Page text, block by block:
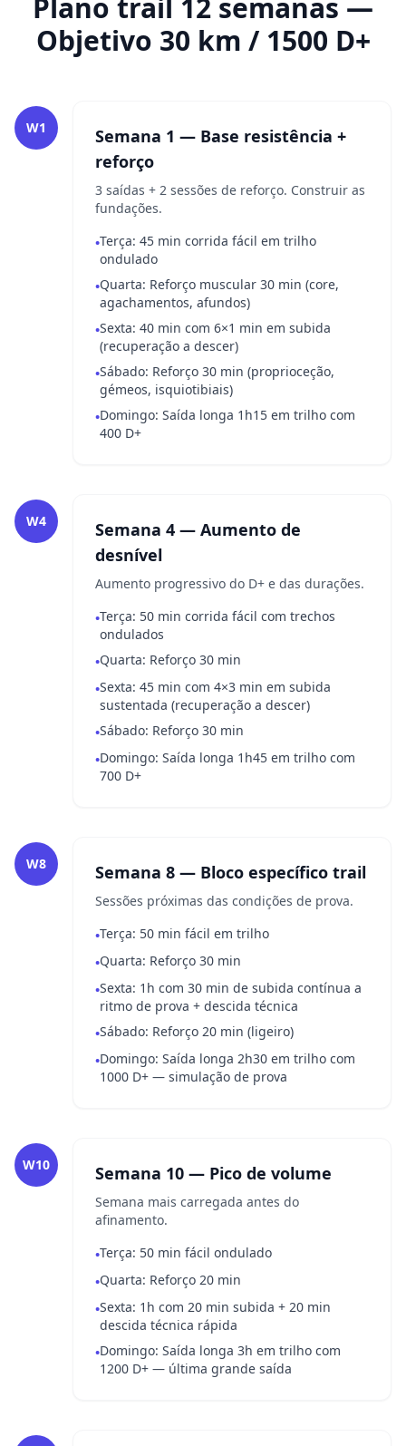
Plano trail 12 semanas —
Objetivo 30 km / 1500 D+
W1
Semana 1 — Base resistência +
reforço
3 saídas + 2 sessões de reforço. Construir as
fundações.
•Terça: 45 min corrida fácil em trilho
ondulado
•Quarta: Reforço muscular 30 min (core,
agachamentos, afundos)
•Sexta: 40 min com 6×1 min em subida
(recuperação a descer)
•Sábado: Reforço 30 min (proprioceção,
gémeos, isquiotibiais)
•Domingo: Saída longa 1h15 em trilho com
400 D+
W4
Semana 4 — Aumento de
desnível
Aumento progressivo do D+ e das durações.
•Terça: 50 min corrida fácil com trechos
ondulados
•Quarta: Reforço 30 min
•Sexta: 45 min com 4×3 min em subida
sustentada (recuperação a descer)
•Sábado: Reforço 30 min
•Domingo: Saída longa 1h45 em trilho com
700 D+
W8 Semana 8 — Bloco específico trail
Sessões próximas das condições de prova.
•Terça: 50 min fácil em trilho
•Quarta: Reforço 30 min
•Sexta: 1h com 30 min de subida contínua a
ritmo de prova + descida técnica
•Sábado: Reforço 20 min (ligeiro)
•Domingo: Saída longa 2h30 em trilho com
1000 D+ — simulação de prova
W10 Semana 10 — Pico de volume
Semana mais carregada antes do
afinamento.
•Terça: 50 min fácil ondulado
•Quarta: Reforço 20 min
•Sexta: 1h com 20 min subida + 20 min
descida técnica rápida
•Domingo: Saída longa 3h em trilho com
1200 D+ — última grande saída